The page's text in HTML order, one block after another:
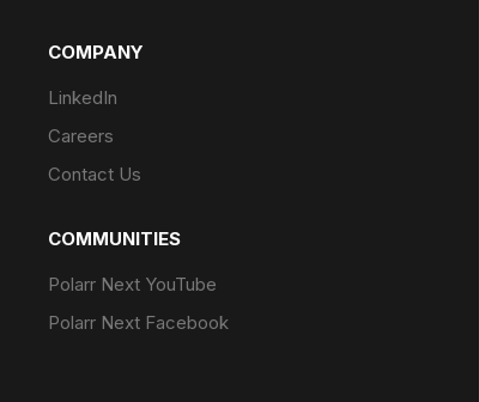
COMPANY
LinkedIn
Careers
Contact Us
COMMUNITIES
Polarr Next YouTube
Polarr Next Facebook